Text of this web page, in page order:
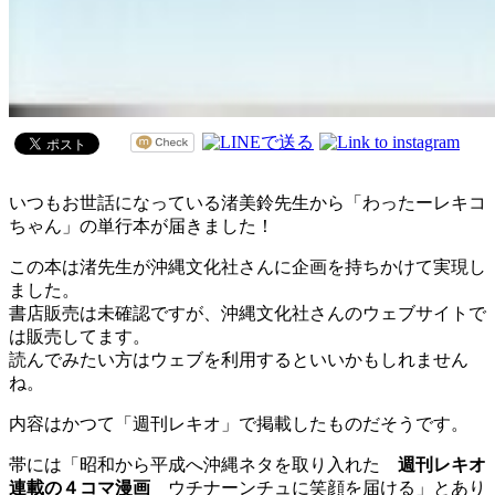
いつもお世話になっている渚美鈴先生から「わったーレキコ
ちゃん」の単行本が届きました！
この本は渚先生が沖縄文化社さんに企画を持ちかけて実現し
ました。
書店販売は未確認ですが、沖縄文化社さんのウェブサイトで
は販売してます。
読んでみたい方はウェブを利用するといいかもしれません
ね。
内容はかつて「週刊レキオ」で掲載したものだそうです。
帯には「昭和から平成へ沖縄ネタを取り入れた 週刊レキオ
連載の４コマ漫画
ウチナーンチュに笑顔を届ける」とあり